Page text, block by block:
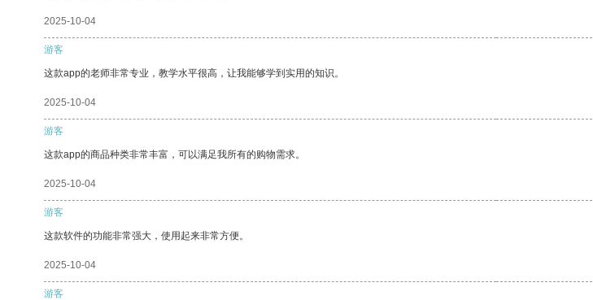
2025-10-04
游客
这款app的老师非常专业，教学水平很高，让我能够学到实用的知识。
2025-10-04
游客
这款app的商品种类非常丰富，可以满足我所有的购物需求。
2025-10-04
游客
这款软件的功能非常强大，使用起来非常方便。
2025-10-04
游客